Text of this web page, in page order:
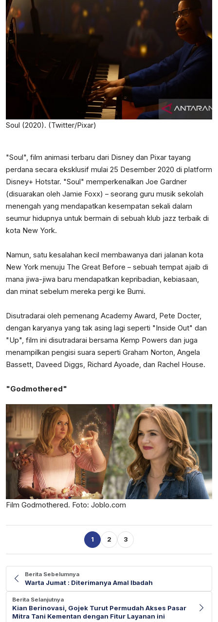
Soul (2020). (Twitter/Pixar)
"Soul", film animasi terbaru dari Disney dan Pixar tayang
perdana secara eksklusif mulai 25 Desember 2020 di platform
Disney+ Hotstar. "Soul" memperkenalkan Joe Gardner
(disuarakan oleh Jamie Foxx) – seorang guru musik sekolah
menengah yang mendapatkan kesempatan sekali dalam
seumur hidupnya untuk bermain di sebuah klub jazz terbaik di
kota New York.
Namun, satu kesalahan kecil membawanya dari jalanan kota
New York menuju The Great Before – sebuah tempat ajaib di
mana jiwa-jiwa baru mendapatkan kepribadian, kebiasaan,
dan minat sebelum mereka pergi ke Bumi.
Disutradarai oleh pemenang Academy Award, Pete Docter,
dengan karyanya yang tak asing lagi seperti "Inside Out" dan
"Up", film ini disutradarai bersama Kemp Powers dan juga
menampilkan pengisi suara seperti Graham Norton, Angela
Bassett, Daveed Diggs, Richard Ayoade, dan Rachel House.
"Godmothered"
Film Godmothered. Foto: Joblo.com
1 2 3
Berita Sebelumnya
Warta Jumat : Diterimanya Amal Ibadah
Berita Selanjutnya
Kian Berinovasi, Gojek Turut Permudah Akses Pasar
Mitra Tani Kementan dengan Fitur Layanan ini